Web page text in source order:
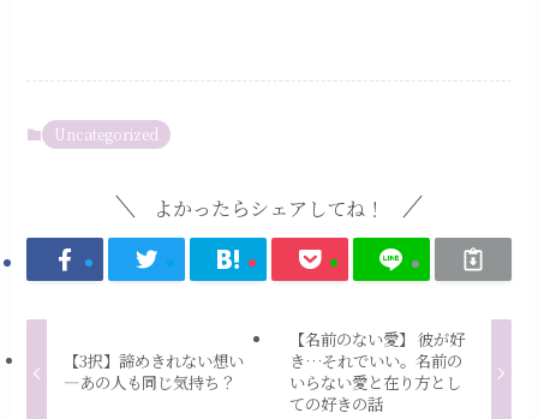
Uncategorized
よかったらシェアしてね！
【3択】諦めきれない想い
―あの人も同じ気持ち？
【名前のない愛】 彼が好
き…それでいい。名前の
いらない愛と在り方とし
ての好きの話